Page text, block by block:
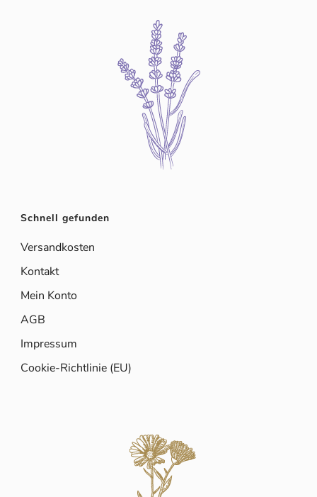
Schnell gefunden
Versandkosten
Kontakt
Mein Konto
AGB
Impressum
Cookie-Richtlinie (EU)